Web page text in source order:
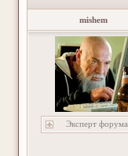
mishem
Эксперт форума